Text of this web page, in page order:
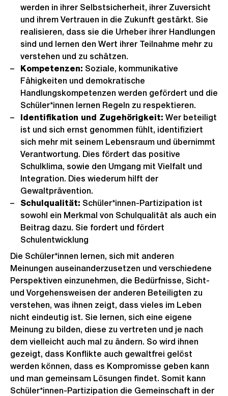
werden in ihrer Selbstsicherheit, ihrer Zuversicht
und ihrem Vertrauen in die Zukunft gestärkt. Sie
realisieren, dass sie die Urheber ihrer Handlungen
sind und lernen den Wert ihrer Teilnahme mehr zu
verstehen und zu schätzen.
Kompetenzen: Soziale, kommunikative
Fähigkeiten und demokratische
Handlungskompetenzen werden gefördert und die
Schüler*innen lernen Regeln zu respektieren.
Identifikation und Zugehörigkeit: Wer beteiligt
ist und sich ernst genommen fühlt, identifiziert
sich mehr mit seinem Lebensraum und übernimmt
Verantwortung. Dies fördert das positive
Schulklima, sowie den Umgang mit Vielfalt und
Integration. Dies wiederum hilft der
Gewaltprävention.
Schulqualität: Schüler*innen-Partizipation ist
sowohl ein Merkmal von Schulqualität als auch ein
Beitrag dazu. Sie fordert und fördert
Schulentwicklung
Die Schüler*innen lernen, sich mit anderen
Meinungen auseinanderzusetzen und verschiedene
Perspektiven einzunehmen, die Bedürfnisse, Sicht-
und Vorgehensweisen der anderen Beteiligten zu
verstehen, was ihnen zeigt, dass vieles im Leben
nicht eindeutig ist. Sie lernen, sich eine eigene
Meinung zu bilden, diese zu vertreten und je nach
dem vielleicht auch mal zu ändern. So wird ihnen
gezeigt, dass Konflikte auch gewaltfrei gelöst
werden können, dass es Kompromisse geben kann
und man gemeinsam Lösungen findet. Somit kann
Schüler*innen-Partizipation die Gemeinschaft in der